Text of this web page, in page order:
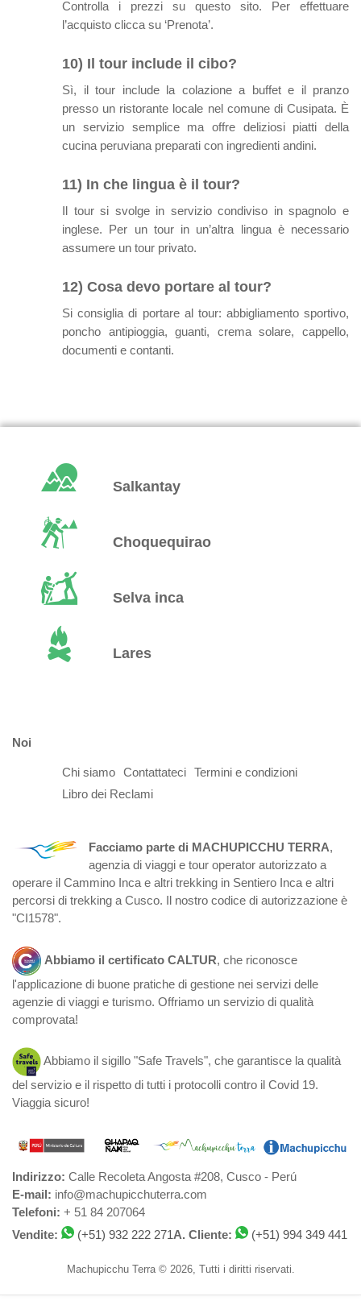
Controlla i prezzi su questo sito. Per effettuare
l’acquisto clicca su ‘Prenota’.
10) Il tour include il cibo?
Sì, il tour include la colazione a buffet e il pranzo
presso un ristorante locale nel comune di Cusipata. È
un servizio semplice ma offre deliziosi piatti della
cucina peruviana preparati con ingredienti andini.
11) In che lingua è il tour?
Il tour si svolge in servizio condiviso in spagnolo e
inglese. Per un tour in un’altra lingua è necessario
assumere un tour privato.
12) Cosa devo portare al tour?
Si consiglia di portare al tour: abbigliamento sportivo,
poncho antipioggia, guanti, crema solare, cappello,
documenti e contanti.
Salkantay
Choquequirao
Selva inca
Lares
Noi
Chi siamo Contattateci
Termini e condizioni
Libro dei Reclami
Facciamo parte di MACHUPICCHU TERRA,
agenzia di viaggi e tour operator autorizzato a
operare il Cammino Inca e altri trekking in Sentiero Inca e altri
percorsi di trekking a Cusco. Il nostro codice di autorizzazione è
"CI1578".
Abbiamo il certificato CALTUR, che riconosce
l'applicazione di buone pratiche di gestione nei servizi delle
agenzie di viaggi e turismo. Offriamo un servizio di qualità
comprovata!
Abbiamo il sigillo "Safe Travels", che garantisce la qualità
del servizio e il rispetto di tutti i protocolli contro il Covid 19.
Viaggia sicuro!
Indirizzo: Calle Recoleta Angosta #208, Cusco - Perú
E-mail: info@machupicchuterra.com
Telefoni: + 51 84 207064
Vendite:
(+51) 932 222 271 A. Cliente: (+51) 994 349 441
Machupicchu Terra © 2026, Tutti i diritti riservati.